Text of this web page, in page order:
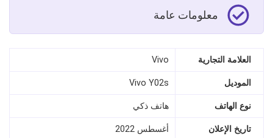
معلومات عامة
العلامة التجارية Vivo
الموديل Vivo Y02s
نوع الهاتف هاتف ذكي
تاريخ الإعلان أغسطس 2022